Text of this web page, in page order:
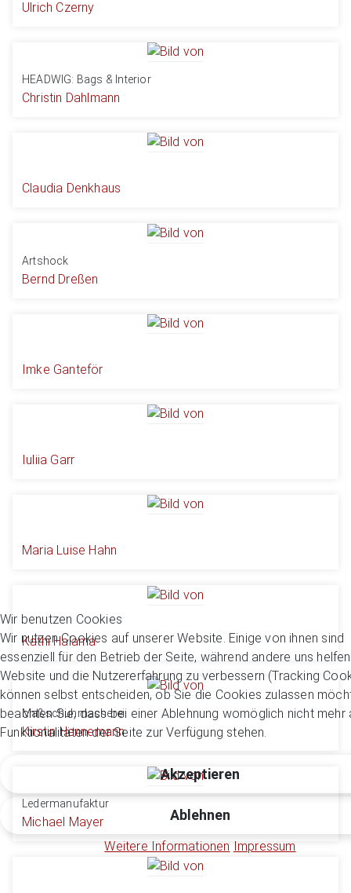
Ulrich Czerny
HEADWIG: Bags & Interior
Christin Dahlmann
Claudia Denkhaus
Artshock
Bernd Dreßen
Imke Ganteför
Iuliia Garr
Maria Luise Hahn
Kathi Halama
Maßschuhmacherei
Kirstin Hennemann
Ledermanufaktur
Michael Mayer
Wir benutzen Cookies
Wir nutzen Cookies auf unserer Website. Einige von ihnen sind
essenziell für den Betrieb der Seite, während andere uns
Website und die Nutzererfahrung zu verbessern (Tracking
können selbst entscheiden, ob Sie die Cookies zulassen
beachten Sie, dass bei einer Ablehnung womöglich nicht mehr
Funktionalitäten der Seite zur Verfügung stehen.
Akzeptieren
Ablehnen
Weitere Informationen Impressum